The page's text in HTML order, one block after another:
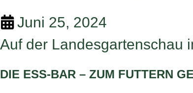
Juni 25, 2024
Auf der Landesgartenschau
DIE ESS-BAR – ZUM FUTTERN